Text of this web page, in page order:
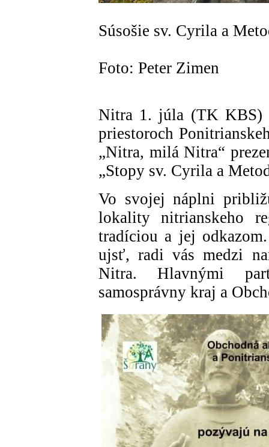
Súsošie sv. Cyrila a
Foto: Peter Zimen
Nitra 1. júla (TK KBS)
priestoroch
„Nitra, milá Nitra“
„Stopy sv. Cyrila a
Vo svojej náplni
lokality nitrianskeho
tradíciou a jej
ujsť, radi vás medzi
Nitra. Hlavnými
samosprávny kraj a